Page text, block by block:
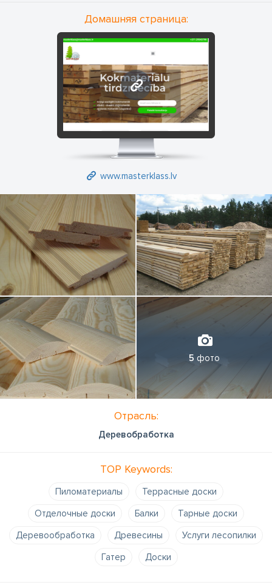
Домашняя страница:
www.masterklass.lv
www.masterklass.lv
5 фото
Отрасль:
Деревобработка
TOP Keywords:
Пиломатериалы
Террасные доски
Отделочные доски
Балки
Тарные доски
Деревообработка
Древесины
Услуги лесопилки
Гатер
Доски